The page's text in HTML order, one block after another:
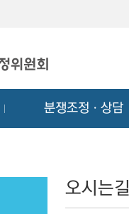
분쟁조정ㆍ상담
오시는길